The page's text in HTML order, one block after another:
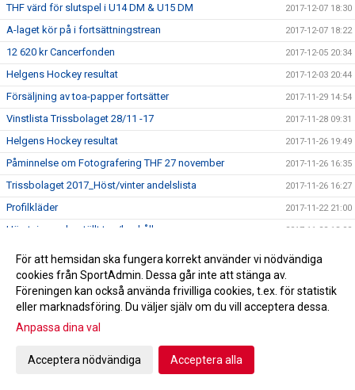
THF värd för slutspel i U14 DM & U15 DM 2017-12-07 18:30
A-laget kör på i fortsättningstrean 2017-12-07 18:22
12 620 kr Cancerfonden 2017-12-05 20:34
Helgens Hockey resultat 2017-12-03 20:44
Försäljning av toa-papper fortsätter 2017-11-29 14:54
Vinstlista Trissbolaget 28/11 -17 2017-11-28 09:31
Helgens Hockey resultat 2017-11-26 19:49
Påminnelse om Fotografering THF 27 november 2017-11-26 16:35
Trissbolaget 2017_Höst/vinter andelslista 2017-11-26 16:27
Profilkläder 2017-11-22 21:00
Hämtning av beställt toa/hushållspapper 2017-11-22 13:00
2017-11-22 07:53
THF hedrade Thomas Högberg
Kvällens match 2017-11-21 11:48
Tung kväll för THF
För att hemsidan ska fungera korrekt använder vi nödvändiga
cookies från SportAdmin. Dessa går inte att stänga av.
Föreningen kan också använda frivilliga cookies, t.ex. för statistik
eller marknadsföring. Du väljer själv om du vill acceptera dessa.
Anpassa dina val
Acceptera nödvändiga Acceptera alla